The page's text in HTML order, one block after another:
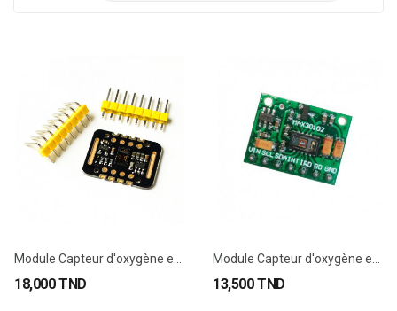
18,000 TND 13,500 TND